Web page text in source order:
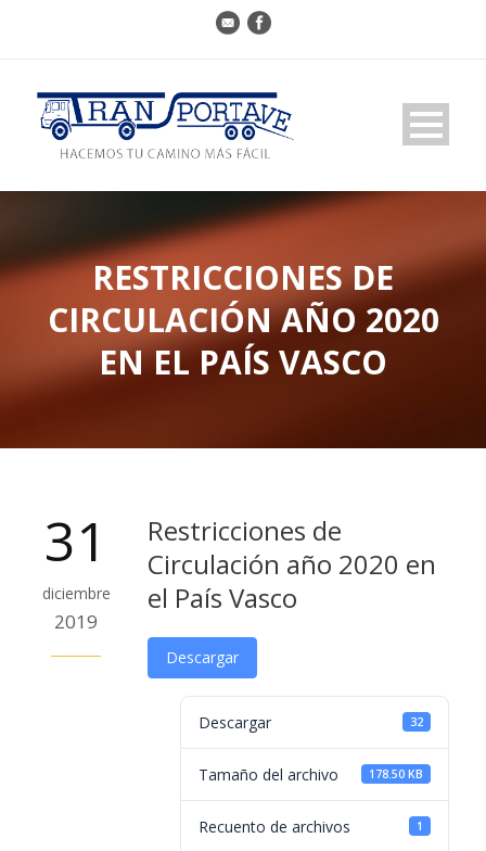
RESTRICCIONES DE
CIRCULACIÓN AÑO 2020
EN EL PAÍS VASCO
31
diciembre
2019
Restricciones de
Circulación año 2020 en
el País Vasco
Descargar
Descargar 32
Tamaño del archivo 178.50 KB
Recuento de archivos 1